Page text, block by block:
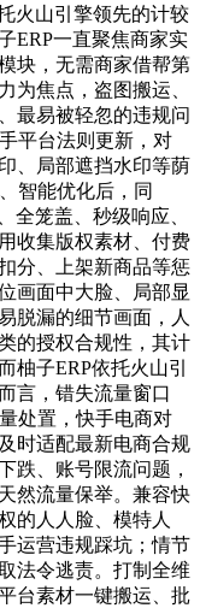
火山引擎领先的计较
ERP一直聚焦商家实
块，无需商家借帮第
为焦点，盗图搬运、
最易被轻忽的违规问
平台法则更新，对
、局部遮挡水印等荫
智能优化后，同
全笼盖、秒级响应、
收集版权素材、付费
分、上架新商品等惩
画面中大脸、局部显
脱漏的细节画面，人
的授权合规性，其计
柚子ERP依托火山引
言，错失流量窗口
处置，快手电商对
时适配最新电商合规
跌、账号限流问题，
然流量保举。兼容快
的人人脸、模特人
运营违规踩坑；情节
法令逃责。打制全维
台素材一键搬运、批